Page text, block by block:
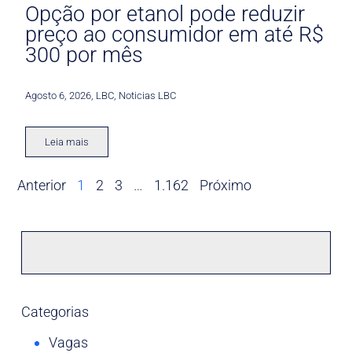
Opção por etanol pode reduzir
preço ao consumidor em até R$
300 por mês
Agosto 6, 2026 LBC Noticias LBC
Leia mais
Anterior 1 2 3 … 1.162 Próximo
Categorias
Vagas